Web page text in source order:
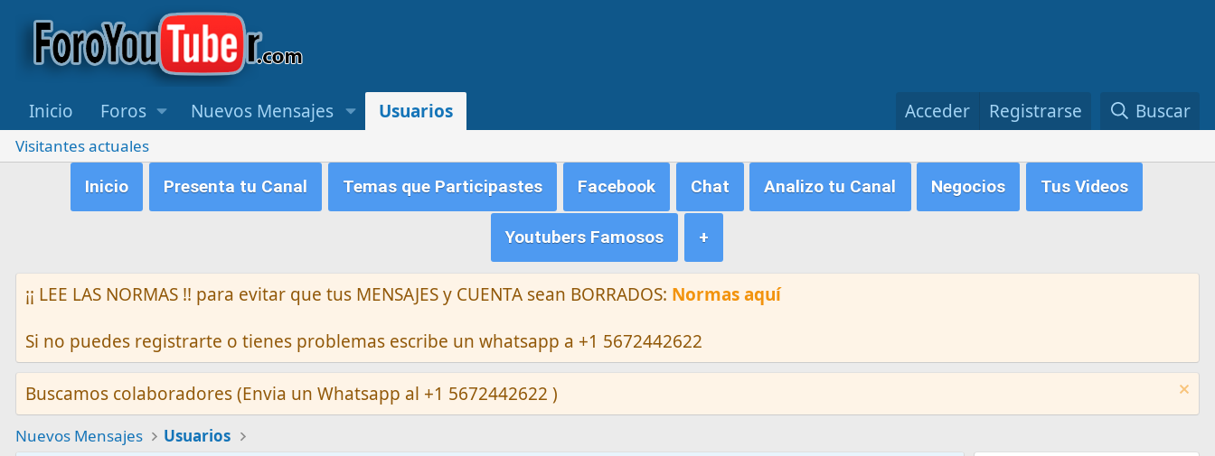
Inicio Foros Nuevos Mensajes Usuarios Acceder Registrarse Buscar
Visitantes actuales
Inicio
Presenta tu Canal Temas que Participastes Facebook Chat Analizo tu Canal Negocios Tus Videos
Youtubers Famosos +
¡¡ LEE LAS NORMAS !! para evitar que tus MENSAJES y CUENTA sean BORRADOS: Normas aquí
Si no puedes registrarte o tienes problemas escribe un whatsapp a +1 5672442622
Buscamos colaboradores (Envia un Whatsapp al +1 5672442622 )
Nuevos Mensajes Usuarios